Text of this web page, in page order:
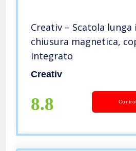
Creativ – Scatola lunga
chiusura magnetica,
integrato
Creativ
8.8